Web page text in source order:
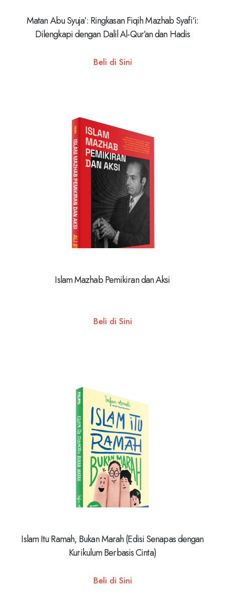
Matan Abu Syuja’: Ringkasan Fiqih Mazhab Syafi‘i:
Dilengkapi dengan Dalil Al-Qur’an dan Hadis
Beli di Sini
Islam Mazhab Pemikiran dan Aksi
Beli di Sini
Islam Itu Ramah, Bukan Marah (Edisi Senapas dengan
Kurikulum Berbasis Cinta)
Beli di Sini